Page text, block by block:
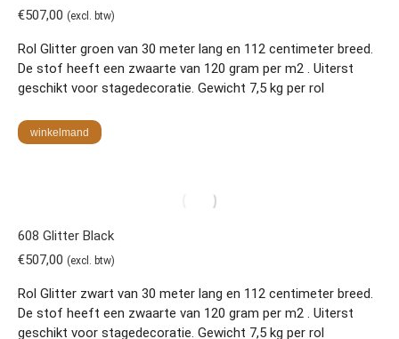
€507,00 (excl. btw)
Rol Glitter groen van 30 meter lang en 112 centimeter breed.
De stof heeft een zwaarte van 120 gram per m2 . Uiterst
geschikt voor stagedecoratie. Gewicht 7,5 kg per rol
winkelmand
608 Glitter Black
€507,00 (excl. btw)
Rol Glitter zwart van 30 meter lang en 112 centimeter breed.
De stof heeft een zwaarte van 120 gram per m2 . Uiterst
geschikt voor stagedecoratie. Gewicht 7,5 kg per rol